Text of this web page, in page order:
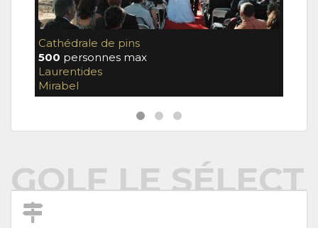
Cathédrale de pins
500 personnes max
Laurentides
Mirabel
GOLF LE SÉLECT